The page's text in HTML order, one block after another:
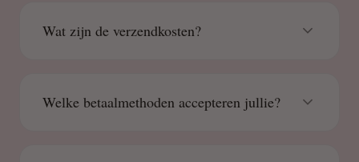
Wat zijn de verzendkosten?
Welke betaalmethoden accepteren jullie?